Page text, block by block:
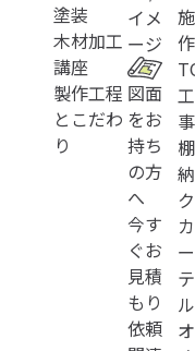
塗装
木材加工
講座
製作工程
とこだわ
り
イメ
ージ
図面
をお
持ち
の方
へ
今す
ぐお
見積
もり
依頼
ク